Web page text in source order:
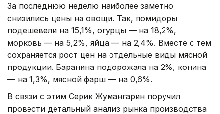
За последнюю неделю наиболее заметно
снизились цены на овощи. Так, помидоры
подешевели на 15,1%, огурцы — на 18,2%,
морковь — на 5,2%, яйца — на 2,4%. Вместе с тем
сохраняется рост цен на отдельные виды мясной
продукции. Баранина подорожала на 2%, конина
— на 1,3%, мясной фарш — на 0,6%.
В связи с этим Серик Жумангарин поручил
провести детальный анализ рынка производства